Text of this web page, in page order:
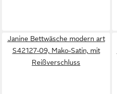
Janine Bettwäsche modern art
S42127-09, Mako-Satin, mit
Reißverschluss